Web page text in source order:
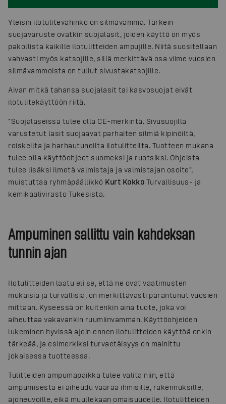
Yleisin ilotulitevahinko on silmävamma. Tärkein
suojavaruste ovatkin suojalasit, joiden käyttö on myös
pakollista kaikille ilotulitteiden ampujille. Niitä suositellaan
vahvasti myös katsojille, sillä merkittävä osa viime vuosien
silmävammoista on tullut sivustakatsojille.
Aivan mitkä tahansa suojalasit tai kasvosuojat eivät
ilotulitekäyttöön riitä.
”Suojalaseissa tulee olla CE-merkintä. Sivusuojilla
varustetut lasit suojaavat parhaiten silmiä kipinöiltä,
roiskeilta ja harhautuneilta ilotulitteilta. Tuotteen mukana
tulee olla käyttöohjeet suomeksi ja ruotsiksi. Ohjeista
tulee lisäksi ilmetä valmistaja ja valmistajan osoite”,
muistuttaa ryhmäpäällikkö Kurt Kokko Turvallisuus- ja
kemikaalivirasto Tukesista.
Ampuminen sallittu vain kahdeksan
tunnin ajan
Ilotulitteiden laatu eli se, että ne ovat vaatimusten
mukaisia ja turvallisia, on merkittävästi parantunut vuosien
mittaan. Kyseessä on kuitenkin aina tuote, joka voi
aiheuttaa vakavankin ruumiinvamman. Käyttöohjeiden
lukeminen hyvissä ajoin ennen ilotulitteiden käyttöä onkin
tärkeää, ja esimerkiksi turvaetäisyys on mainittu
jokaisessa tuotteessa.
Tulitteiden ampumapaikka tulee valita niin, että
ampumisesta ei aiheudu vaaraa ihmisille, rakennuksille,
ajoneuvoille, eikä muullekaan omaisuudelle. Ilotulitteiden